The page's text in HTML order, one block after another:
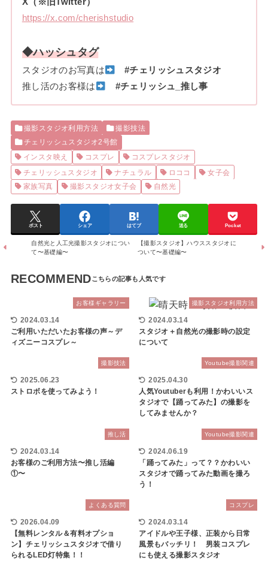
https://x.com/cherishstudio
◆ハッシュタグ
スタジオのお写真は
#チェリッシュスタジオ
推し活のお客様は
#チェリッシュ_推し事
撮影スタジオ利用方法
撮影技法
チェリッシュスタジオ2号館
インスタ映え
コスプレ
コスプレスタジオ
チェリッシュスタジオ
ナチュラル ロココ
女子会
家族写真
撮影スタジオ女子会 自然光
ポスト シェア はてブ 送る Pocket
自然光と人工光撮影スタジオについ
て〜基礎編〜
【撮影スタジオ】ハウススタジオに
ついて〜基礎編〜
RECOMMEND
お客様ギャラリー
2024.03.14
ご利用いただいたお客様の声～デ
ィズニーコスプレ～
撮影スタジオ利用方法
2024.03.14
スタジオ＋自然光の撮影時の設定
について
撮影技法
2025.06.23
ストロボを使ってみよう！
Youtube撮影関連
2025.04.30
人気Youtuberも利用！かわいいス
タジオで【踊ってみた】の撮影を
してみませんか？
推し活
2024.03.14
お客様のご利用方法〜推し活編
①〜
Youtube撮影関連
2024.06.19
「踊ってみた」って？？かわいい
スタジオで踊ってみた動画を撮ろ
う！
よくある質問
2026.04.09
【無料レンタル＆有料オプショ
ン】チェリッシュスタジオで借り
られるLED灯特集！！
コスプレ
2024.03.14
アイドルや王子様、正装から日常
風景もバッチリ！ 男装コスプレ
にも使える撮影スタジオ